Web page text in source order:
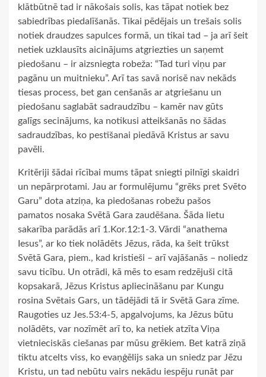
klātbūtnē tad ir nākošais solis, kas tāpat notiek bez
sabiedrības piedalīšanās. Tikai pēdējais un trešais solis
notiek draudzes sapulces formā, un tikai tad – ja arī šeit
netiek uzklausīts aicinājums atgriezties un saņemt
piedošanu – ir aizsniegta robeža: “Tad turi viņu par
pagānu un muitnieku”. Arī tas savā norisē nav nekāds
tiesas process, bet gan cenšanās ar atgriešanu un
piedošanu saglabāt sadraudzību – kamēr nav gūts
galīgs secinājums, ka notikusi atteikšanās no šādas
sadraudzības, ko pestīšanai piedāvā Kristus ar savu
pavēli.
Kritēriji šādai rīcībai mums tāpat sniegti pilnīgi skaidri
un nepārprotami. Jau ar formulējumu “grēks pret Svēto
Garu” dota atziņa, ka piedošanas robežu pašos
pamatos nosaka Svētā Gara zaudēšana. Šāda lietu
sakarība parādās arī 1.Kor.12:1-3. Vārdi “anathema
Iesus”, ar ko tiek nolādēts Jēzus, rāda, ka šeit trūkst
Svētā Gara, piem., kad kristieši – arī vajāšanās – noliedz
savu ticību. Un otrādi, kā mēs to esam redzējuši citā
kopsakarā, Jēzus Kristus apliecināšanu par Kungu
rosina Svētais Gars, un tādējādi tā ir Svētā Gara zīme.
Raugoties uz Jes.53:4-5, apgalvojums, ka Jēzus būtu
nolādēts, var nozīmēt arī to, ka netiek atzīta Viņa
vietnieciskās ciešanas par mūsu grēkiem. Bet katrā ziņā
tiktu atcelts viss, ko evaņģēlijs saka un sniedz par Jēzu
Kristu, un tad nebūtu vairs nekādu iespēju runāt par